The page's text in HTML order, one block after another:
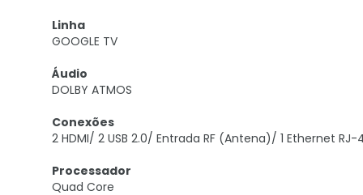
Linha
GOOGLE TV
Áudio
DOLBY ATMOS
Conexões
2 HDMI/ 2 USB 2.0/ Entrada RF (Antena)/ 1 Ethernet RJ-
Processador
Quad Core